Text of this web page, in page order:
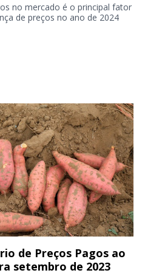
no mercado é o principal fator
de preços no ano de 2024
de Preços Pagos ao
setembro de 2023